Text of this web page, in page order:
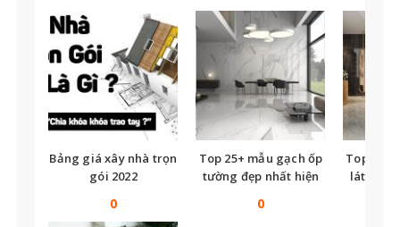
Bảng giá xây nhà trọn
gói 2022
0
Top 25+ mẫu gạch ốp
tường đẹp nhất hiện
0
Top
lát nền